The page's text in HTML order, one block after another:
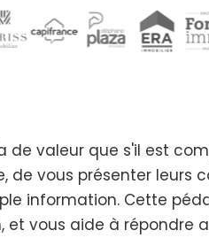
de valeur que s'il est
de vous présenter leurs
information. Cette
et vous aide à répondre